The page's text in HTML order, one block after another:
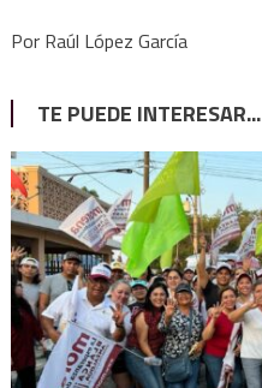
Por Raúl López García
TE PUEDE INTERESAR...